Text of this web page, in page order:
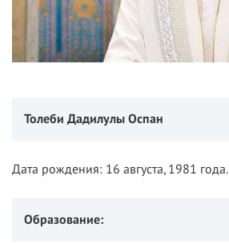
Толеби Дадилулы Оспан
Дата рождения: 16 августа, 1981 года.
Образование: